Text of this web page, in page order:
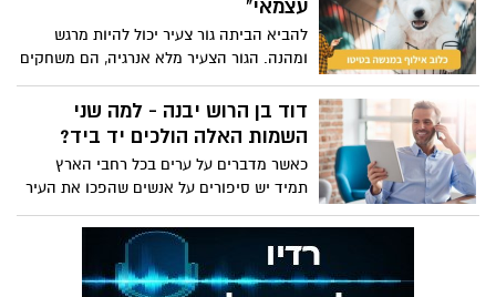
אישית. טיולים כאלו לרוב מאורגנים בקבוצות
ע"י גופים העוסקים בתחום, וניתן בקלות לברר
פרטים ולהצטרף לטיולים כאלו. הטיולים
לדעת איך לתכנן כמו שצריך השקעות
אלטרנטיביות. כך תמצאו את עצמם מוציאים
מהלימון לימונדה ומרוויחים כמה שרק אפשר.
לא תרצו לשים את הכסף שלכם במקום
שאתם יודעים מראש שהוא לא מקום יציב.
היציבות היא פרמטר שעליו אין מקום
להתפשרויות.
עצמאי"
להביא הביתה גור צעיר יכול להיות מרגש
ומהנה. הגור הצעיר מלא אנרגיה, הם משחקים
חזק והם מתרפקים חזק. אהבת הגור
לבעליהם גורמת להם לרצות. זהו סימן מצוין,
שכן הבעלים בחר את הגור הזה להראות
יודע כיצד להמשיך את מסורת הציד
המשפחתית, להגנה, כזקיף ואף להדריך את
צייד כשהם עוברים ביער.
דוד בן הרוש יבנה - למה שני
השמות האלה הולכים יד ביד?
כאשר מדברים על ערים בכל רחבי הארץ
תמיד יש סיפורים על אנשים שהפכו את העיר
למה שהיא.